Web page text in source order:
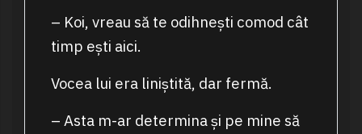
– Koi, vreau să te odihnești comod cât
timp ești aici.
Vocea lui era liniștită, dar fermă.
– Asta m-ar determina și pe mine să